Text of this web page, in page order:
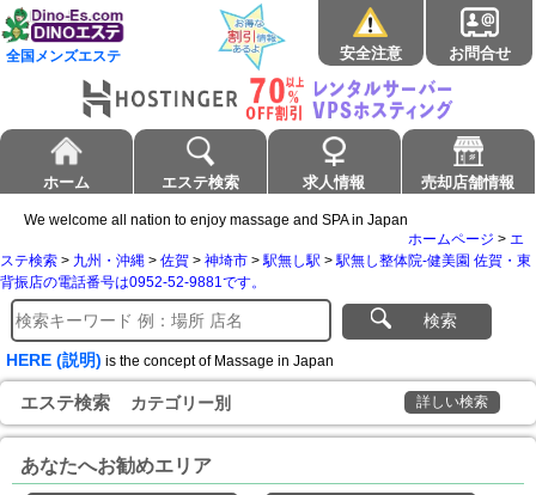
全国メンズエステ 安全注意 お問合せ
ホーム エステ検索 求人情報 売却店舗情報
We welcome all nation to enjoy massage and SPA in Japan
ホームページ > エ
ステ検索 > 九州・沖縄 > 佐賀 > 神埼市 >駅無し駅 >駅無し整体院-健美園 佐賀・東
背振店の電話番号は0952-52-9881です。
検索
HERE (説明) is the concept of Massage in Japan
エステ検索 カテゴリー別 詳しい検索
あなたへお勧めエリア